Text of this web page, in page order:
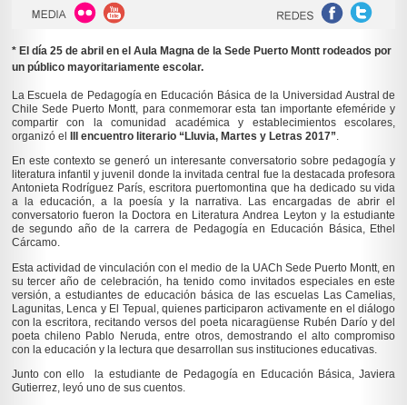
* El día 25 de abril en el Aula Magna de la Sede Puerto Montt rodeados por
un público mayoritariamente escolar.
La Escuela de Pedagogía en Educación Básica de la Universidad Austral de
Chile Sede Puerto Montt, para conmemorar esta tan importante efeméride y
compartir con la comunidad académica y establecimientos escolares,
organizó el III encuentro literario “Lluvia, Martes y Letras 2017”.
En este contexto se generó un interesante conversatorio sobre pedagogía y
literatura infantil y juvenil donde la invitada central fue la destacada profesora
Antonieta Rodríguez París, escritora puertomontina que ha dedicado su vida
a la educación, a la poesía y la narrativa. Las encargadas de abrir el
conversatorio fueron la Doctora en Literatura Andrea Leyton y la estudiante
de segundo año de la carrera de Pedagogía en Educación Básica, Ethel
Cárcamo.
Esta actividad de vinculación con el medio de la UACh Sede Puerto Montt, en
su tercer año de celebración, ha tenido como invitados especiales en este
versión, a estudiantes de educación básica de las escuelas Las Camelias,
Lagunitas, Lenca y El Tepual, quienes participaron activamente en el diálogo
con la escritora, recitando versos del poeta nicaragüense Rubén Darío y del
poeta chileno Pablo Neruda, entre otros, demostrando el alto compromiso
con la educación y la lectura que desarrollan sus instituciones educativas.
Junto con ello la estudiante de Pedagogía en Educación Básica, Javiera
Gutierrez, leyó uno de sus cuentos.